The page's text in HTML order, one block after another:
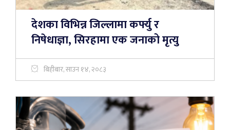
देशका विभिन्न जिल्लामा कर्फ्यु र
निषेधाज्ञा, सिरहामा एक जनाको मृत्यु
बिहीबार, साउन १४, २०८३